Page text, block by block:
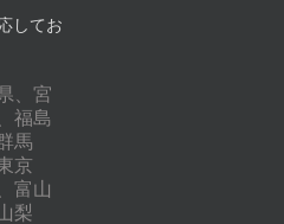
してお
、宮
福島
馬
京
富山
梨